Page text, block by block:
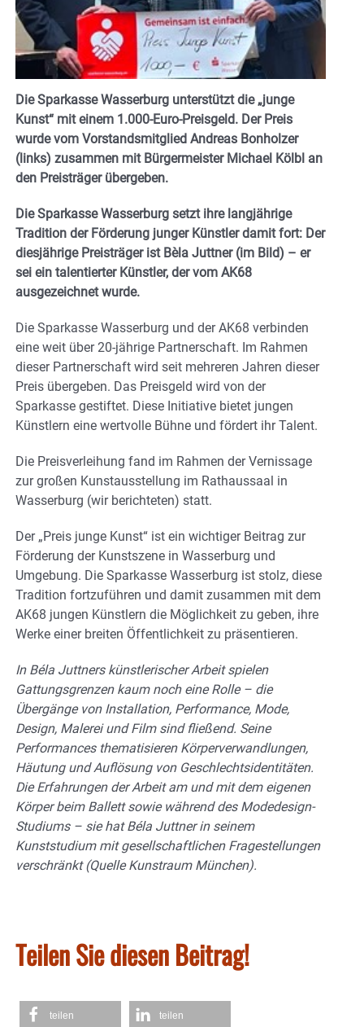
Die Sparkasse Wasserburg unterstützt die „junge
Kunst“ mit einem 1.000-Euro-Preisgeld. Der Preis
wurde vom Vorstandsmitglied Andreas Bonholzer
(links) zusammen mit Bürgermeister Michael Kölbl an
den Preisträger übergeben.
Die Sparkasse Wasserburg setzt ihre langjährige
Tradition der Förderung junger Künstler damit fort: Der
diesjährige Preisträger ist Bèla Juttner (im Bild) – er
sei ein talentierter Künstler, der vom AK68
ausgezeichnet wurde.
Die Sparkasse Wasserburg und der AK68 verbinden
eine weit über 20-jährige Partnerschaft. Im Rahmen
dieser Partnerschaft wird seit mehreren Jahren dieser
Preis übergeben. Das Preisgeld wird von der
Sparkasse gestiftet. Diese Initiative bietet jungen
Künstlern eine wertvolle Bühne und fördert ihr Talent.
Die Preisverleihung fand im Rahmen der Vernissage
zur großen Kunstausstellung im Rathaussaal in
Wasserburg (wir berichteten) statt.
Der „Preis junge Kunst“ ist ein wichtiger Beitrag zur
Förderung der Kunstszene in Wasserburg und
Umgebung. Die Sparkasse Wasserburg ist stolz, diese
Tradition fortzuführen und damit zusammen mit dem
AK68 jungen Künstlern die Möglichkeit zu geben, ihre
Werke einer breiten Öffentlichkeit zu präsentieren.
In Béla Juttners künstlerischer Arbeit spielen
Gattungsgrenzen kaum noch eine Rolle – die
Übergänge von Installation, Performance, Mode,
Design, Malerei und Film sind fließend. Seine
Performances thematisieren Körperverwandlungen,
Häutung und Auflösung von Geschlechtsidentitäten.
Die Erfahrungen der Arbeit am und mit dem eigenen
Körper beim Ballett sowie während des Modedesign-
Studiums – sie hat Béla Juttner in seinem
Kunststudium mit gesellschaftlichen Fragestellungen
verschränkt (Quelle Kunstraum München).
Teilen Sie diesen Beitrag!
teilen teilen